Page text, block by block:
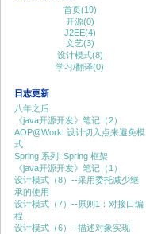
首页(19)
开源(0)
J2EE(4)
文艺(3)
设计模式(8)
学习/翻译(0)
日志更新
八年之后
《java开源开发》笔记（2）
AOP@Work: 设计切入点来避免模
式
Spring 系列: Spring 框架
《java开源开发》笔记（1）
设计模式（8）--采用委托减少继
承的使用
设计模式（7）--原则1：对接口编
程
设计模式（6）--描述对象实现